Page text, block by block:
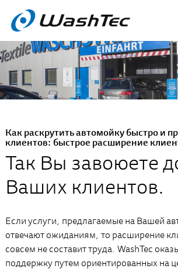
Как раскрутить автомойку быстро и
клиентов: быстрое расширение
Так Вы завоюете
Ваших клиентов.
Если услуги, предлагаемые на Вашей
отвечают ожиданиям, то расширение
совсем не составит труда. WashTec
поддержку путем ориентированных на